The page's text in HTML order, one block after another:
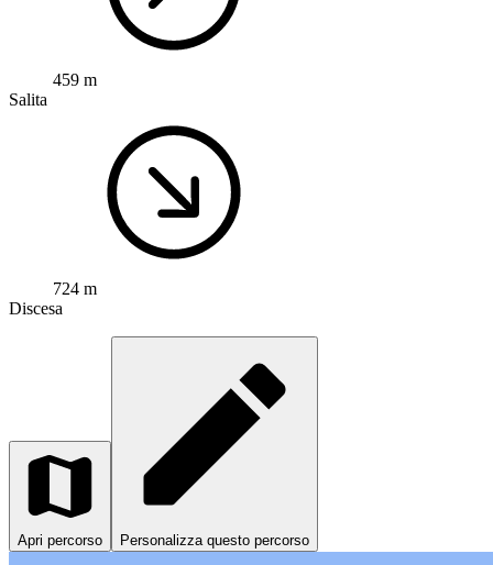
459 m
Salita
724 m
Discesa
Apri percorso Personalizza questo percorso